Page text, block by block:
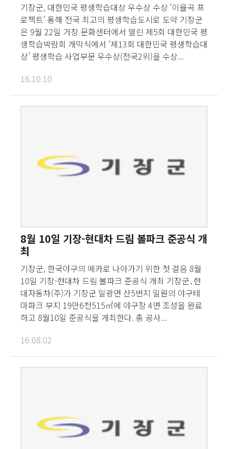
기장군, 대한민국 평생학습대상 우수상 수상 ‘이율곡 프
로젝트’ 통해 전국 최고의 평생학습도시로 도약 기장군
은 9월 22일 거창 문화센터에서 열린 제5회 대한민국 평
생학습박람회 개막식에서 ‘제13회 대한민국 평생학습대
상’ 평생학습 사업부문 우수상(전국2위)을 수상...
16.10.10
8월 10일 기장-현대차 드림 볼파크 준공식 개
최
기장군, 한국야구의 메카로 나아가기 위한 첫 걸음 8월
10일 기장-현대차 드림 볼파크 준공식 개최 기장군․현
대자동차(주)가 기장군 일광면 산5번지 일원의 야구테
마파크 부지 19만6천515㎡에 야구장 4면 조성을 완료
하고 8월10일 준공식을 개최한다. 총 공사...
16.08.02